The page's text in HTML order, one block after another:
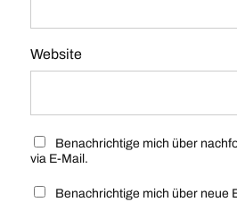
Website
Benachrichtige mich über
via E-Mail.
Benachrichtige mich über neue